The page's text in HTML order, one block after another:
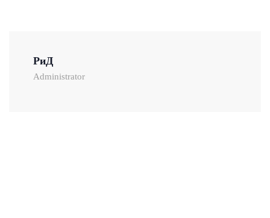
РиД
Administrator